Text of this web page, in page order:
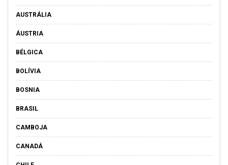
AUSTRÁLIA
ÁUSTRIA
BÉLGICA
BOLÍVIA
BOSNIA
BRASIL
CAMBOJA
CANADÁ